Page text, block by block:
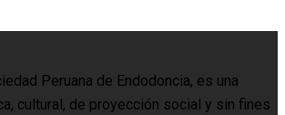
Peruana de Endodoncia, es una
cultural, de proyección social y sin fines